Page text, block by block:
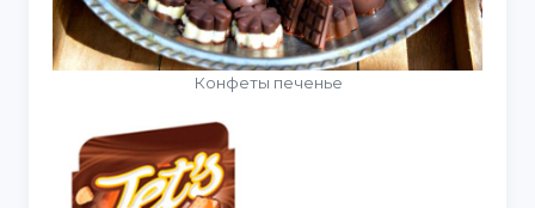
Конфеты печенье